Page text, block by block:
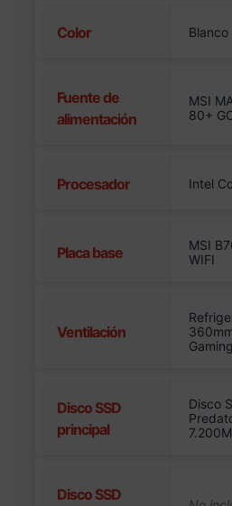
Color Blanco
Fuente de
alimentación
MSI
80+
Procesador Intel
Placa base
MSI
WIFI
Ventilación
Disco SSD
principal
Disco
Disco SSD